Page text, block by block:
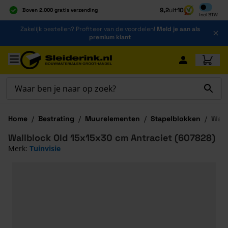
Boven 2.000 gratis verzending
Al 40 jaar dé specialist
Alles onder één dak
9,2uit10
Incl BTW
Inclusief
Ga naar de inhoud
Zakelijk bestellen? Profiteer van de voordelen! Meld je aan als
premium klant
Ga naar hoofdinhoud
Home / Bestrating / Muurelementen / Stapelblokken /
Wallblock Old 15x15x30 cm Antraciet (607828)
Merk: Tuinvisie